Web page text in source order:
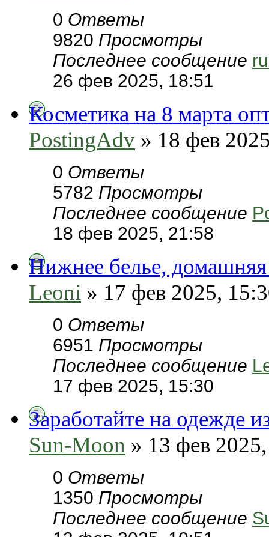
0 Ответы
9820 Просмотры
Последнее сообщение
26 фев 2025, 18:51
Косметика на 8 марта
PostingAdv » 18 фев
0 Ответы
5782 Просмотры
Последнее сообщение
18 фев 2025, 21:58
Нижнее белье,
Leoni » 17 фев 2025,
0 Ответы
6951 Просмотры
Последнее сообщение
17 фев 2025, 15:30
Заработайте на одежде
Sun-Moon » 13 фев
0 Ответы
1350 Просмотры
Последнее сообщение